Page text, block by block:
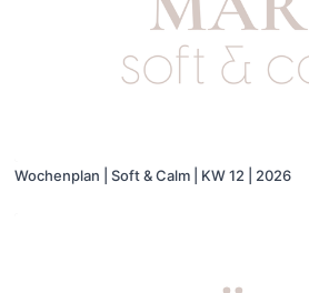
Wochenplan | Soft & Calm | KW 12 | 2026